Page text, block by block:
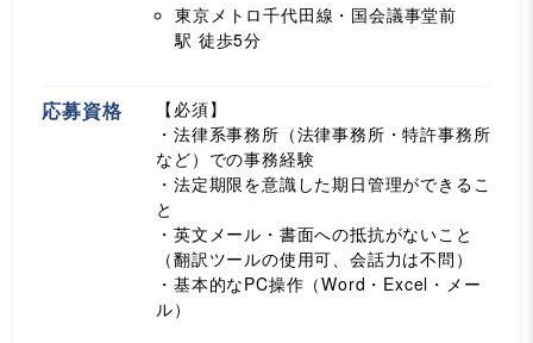
東京メトロ千代田線・国会議事堂前
駅 徒歩5分
応募資格
【必須】
・法律系事務所（法律事務所・特許事務所
など）での事務経験
・法定期限を意識した期日管理ができるこ
と
・英文メール・書面への抵抗がないこと
（翻訳ツールの使用可、会話力は不問）
・基本的なPC操作（Word・Excel・メー
ル）